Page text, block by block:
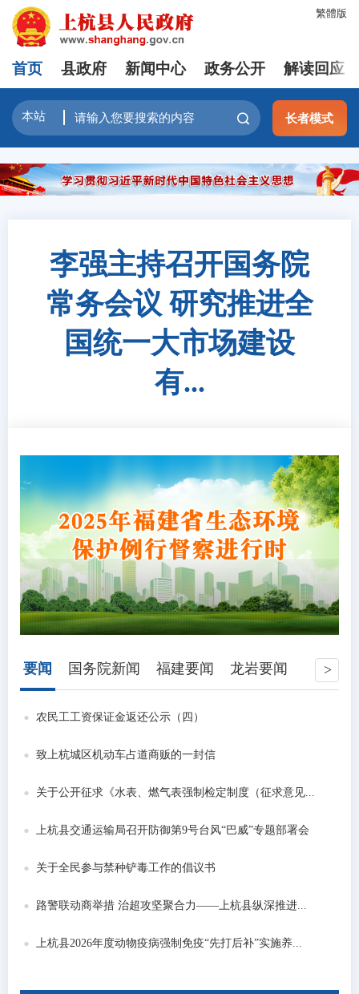
繁體版
首页 县政府 新闻中心 政务公开 解读回应
长者模式
李强主持召开国务院
常务会议 研究推进全
国统一大市场建设
有...
要闻 国务院新闻 福建要闻 龙岩要闻
农民工工资保证金返还公示（四）
致上杭城区机动车占道商贩的一封信
关于公开征求《水表、燃气表强制检定制度（征求意见...
上杭县交通运输局召开防御第9号台风“巴威”专题部署会
关于全民参与禁种铲毒工作的倡议书
路警联动商举措 治超攻坚聚合力——上杭县纵深推进...
上杭县2026年度动物疫病强制免疫“先打后补”实施养...